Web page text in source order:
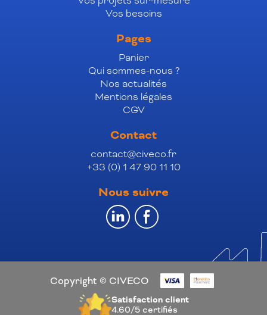
Vos besoins
Pages
Panier
Qui sommes-nous ?
Nos actualités
Mentions légales
CGV
Contact
contact@civeco.fr
+33 (0) 1 47 90 11 10
Nous suivre
Copyright © CIVECO
Satisfaction client
4.60/5certifiés